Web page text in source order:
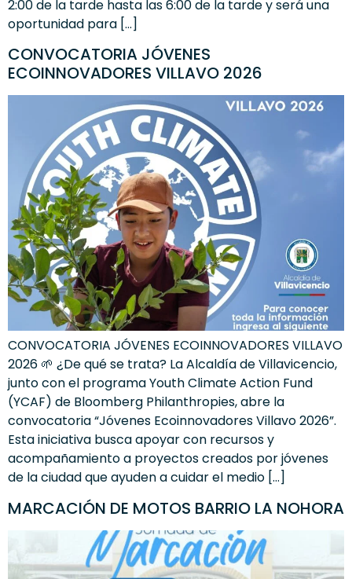
2:00 de la tarde hasta las 6:00 de la tarde y será una
oportunidad para […]
CONVOCATORIA JÓVENES
ECOINNOVADORES VILLAVO 2026
CONVOCATORIA JÓVENES ECOINNOVADORES VILLAVO
2026 🌱 ¿De qué se trata? La Alcaldía de Villavicencio,
junto con el programa Youth Climate Action Fund
(YCAF) de Bloomberg Philanthropies, abre la
convocatoria “Jóvenes Ecoinnovadores Villavo 2026”.
Esta iniciativa busca apoyar con recursos y
acompañamiento a proyectos creados por jóvenes
de la ciudad que ayuden a cuidar el medio […]
MARCACIÓN DE MOTOS BARRIO LA NOHORA